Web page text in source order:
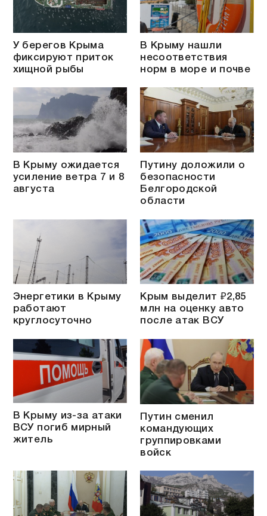
У берегов Крыма
фиксируют приток
хищной рыбы
В Крыму нашли
несоответствия
норм в море и почве
В Крыму ожидается
усиление ветра 7 и 8
августа
Путину доложили о
безопасности
Белгородской
области
Энергетики в Крыму
работают
круглосуточно
Крым выделит ₽2,85
млн на оценку авто
после атак ВСУ
В Крыму из-за атаки
ВСУ погиб мирный
житель
Путин сменил
командующих
группировками
войск